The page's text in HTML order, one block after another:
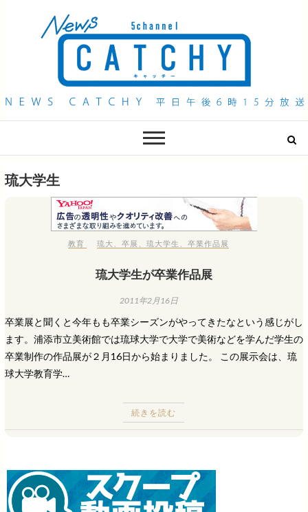
QAB NEWS Headline
琉大学生
教育 琉大 、卒展 、琉大学生 、卒業作品展
琉大学生が卒業作品展
2011年2月16日
卒業展と聞くと今年もも卒業シーズンがやってきたなという感じがし
ます。浦添市立美術館では琉球大学で大学で美術などを学んだ学生の
卒業制作の作品展が２月16日から始まりました。 この展示会は、琉
球大学教育学…
続きを読む